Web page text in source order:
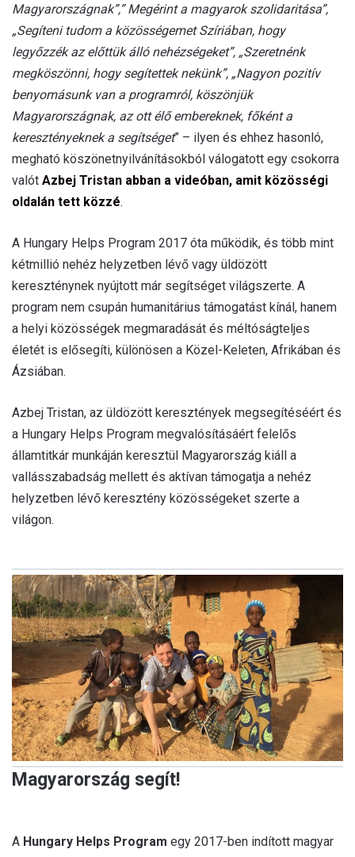
Magyarországnak”,” Megérint a magyarok szolidaritása”,
„Segíteni tudom a közösségemet Szíriában, hogy
legyőzzék az előttük álló nehézségeket”, „Szeretnénk
megköszönni, hogy segítettek nekünk”, „Nagyon pozitív
benyomásunk van a programról, köszönjük
Magyarországnak, az ott élő embereknek, főként a
keresztényeknek a segítséget” – ilyen és ehhez hasonló,
megható köszönetnyilvánításokból válogatott egy csokorra
valót Azbej Tristan abban a videóban, amit közösségi
oldalán tett közzé.
A Hungary Helps Program 2017 óta működik, és több mint
kétmillió nehéz helyzetben lévő vagy üldözött
kereszténynek nyújtott már segítséget világszerte. A
program nem csupán humanitárius támogatást kínál, hanem
a helyi közösségek megmaradását és méltóságteljes
életét is elősegíti, különösen a Közel-Keleten, Afrikában és
Ázsiában.
Azbej Tristan, az üldözött keresztények megsegítéséért és
a Hungary Helps Program megvalósításáért felelős
államtitkár munkáján keresztül Magyarország kiáll a
vallásszabadság mellett és aktívan támogatja a nehéz
helyzetben lévő keresztény közösségeket szerte a
világon.
Magyarország segít!
A Hungary Helps Program egy 2017-ben indított magyar